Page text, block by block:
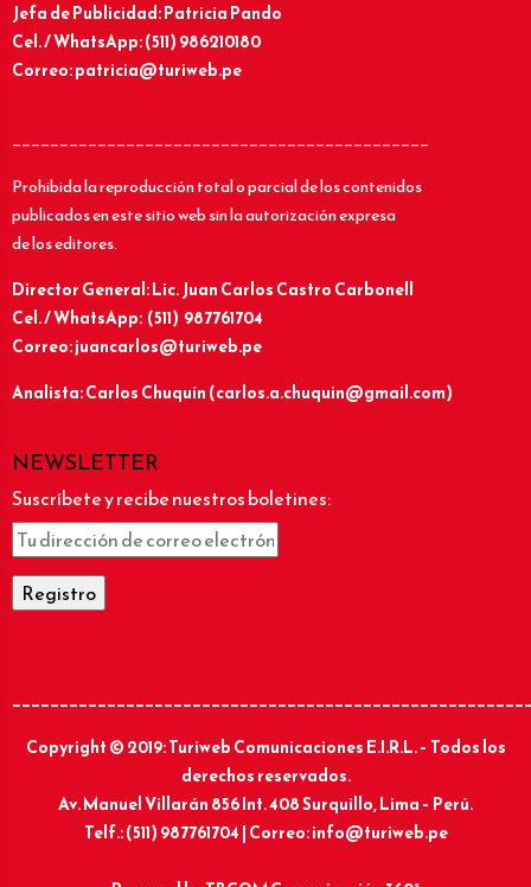
Jefa de Publicidad: Patricia Pando
Cel. / WhatsApp: (511) 986210180
Correo: patricia@turiweb.pe
____________________________________________
Prohibida la reproducción total o parcial de los contenidos
publicados en este sitio web sin la autorización expresa
de los editores.
Director General: Lic.Juan Carlos Castro Carbonell
Cel. / WhatsApp: (511) 987761704
Correo: juancarlos@turiweb.pe
Analista: Carlos Chuquín (carlos.a.chuquin@gmail.com)
NEWSLETTER
Suscríbete y recibe nuestros boletines:
Copyright © 2019: Turiweb Comunicaciones E.I.R.L. – Todos los
derechos reservados.
Av. Manuel Villarán 856 Int. 408 Surquillo, Lima – Perú.
Telf.: (511) 987761704 | Correo: info@turiweb.pe